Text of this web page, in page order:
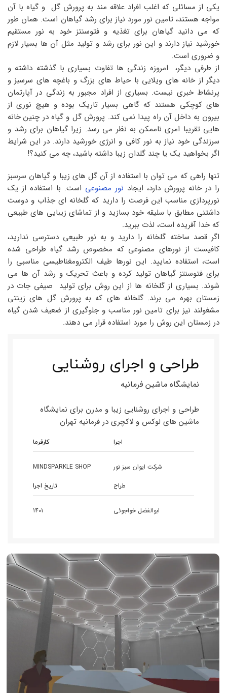
یکی از مسائلی که اغلب افراد علاقه مند به پرورش گل و گیاه با آن
مواجه هستند، تامین نور مورد نیاز برای رشد گیاهان است. همان طور
که می دانید گیاهان برای تغذیه و فتوسنتز خود به نور مستقیم
خورشید نیاز دارند و این نور برای رشد و تولید مثل آن ها بسیار لازم
و ضروری است.
از طرفی دیگر، امروزه زندگی ها تفاوت بسیاری با گذشته داشته و
دیگر از خانه های ویلایی با حیاط های بزرگ و باغچه های سرسبز و
پرنشاط خبری نیست. بسیاری از افراد مجبور به زندگی در آپارتمان
های کوچکی هستند که گاهی بسیار تاریک بوده و هیچ نوری از
بیرون به داخل آن راه پیدا نمی کند. پرورش گل و گیاه در چنین خانه
هایی تقریبا امری ناممکن به نظر می رسد. زیرا گیاهان برای رشد و
سرزندگی خود نیاز به نور کافی و انرژی خورشید دارند. در این شرایط
اگر بخواهید یک یا چند گلدان زیبا داشته باشید، چه می کنید؟!
تنها راهی که می توان با استفاده از آن گل های زیبا و گیاهان سرسبز
را در خانه پرورش دارد، ایجاد نور مصنوعی است. با استفاده از یک
نورپردازی مناسب این فرصت را دارید که گلخانه ای جذاب و دوست
داشتنی مطابق با سلیقه خود بسازید و از تماشای زیبایی های طبیعی
که خدا آفریده است، لذت ببرید.
اگر قصد ساخته گلخانه را دارید و به نور طبیعی دسترسی ندارید،
کافیست از نورهای مصنوعی که مخصوص رشد گیاه طراحی شده
است، استفاده نمایید. این نورها طیف الکترومغناطیسی مناسبی را
برای فتوسنتز گیاهان تولید کرده و باعث تحریک و رشد آن ها می
شوند. بسیاری از گلخانه ها از این روش برای تولید صیفی جات در
زمستان بهره می برند. گلخانه های که به پرورش گل های زینتی
مشغولند نیز برای تامین نور مناسب و جلوگیری از ضعیف شدن گیاه
در زمستان این روش را مورد استفاده قرار می دهند.
طراحی و اجرای روشنایی
نمایشگاه ماشین فرمانیه
طراحی و اجرای روشنایی زیبا و مدرن برای نمایشگاه
ماشین های لوکس و لاکچری در فرمانیه تهران
اجرا
شرکت ایوان سبز نور
کارفرما
MINDSPARKLE SHOP
طراح
ابوالفضل خواجوئی
تاریخ اجرا
1401